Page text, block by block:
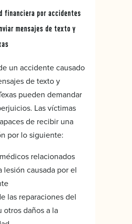
financiera por accidentes
mensajes de texto y
un accidente causado
de texto y
pueden demandar
Las víctimas
de recibir una
por lo siguiente:
relacionados
lesión causada por el
las reparaciones del
otros daños a la